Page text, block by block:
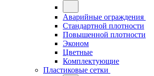
Аварийные ограждения
Стандартной плотности
Повышенной плотности
Эконом
Цветные
Комплектующие
Пластиковые сетки